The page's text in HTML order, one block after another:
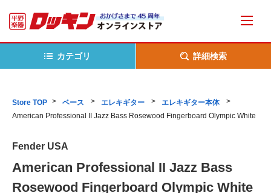
カテゴリ 詳細検索
Store TOP ベース エレキギター
エレキギター本体
American Professional II Jazz Bass Rosewood Fingerboard Olympic White
Fender USA
American Professional II Jazz Bass
Rosewood Fingerboard Olympic White